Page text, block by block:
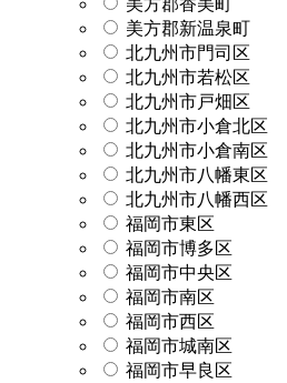
美方郡新温泉町
北九州市門司区
北九州市若松区
北九州市戸畑区
北九州市小倉北区
北九州市小倉南区
北九州市八幡東区
北九州市八幡西区
福岡市東区
福岡市博多区
福岡市中央区
福岡市南区
福岡市西区
福岡市城南区
福岡市早良区